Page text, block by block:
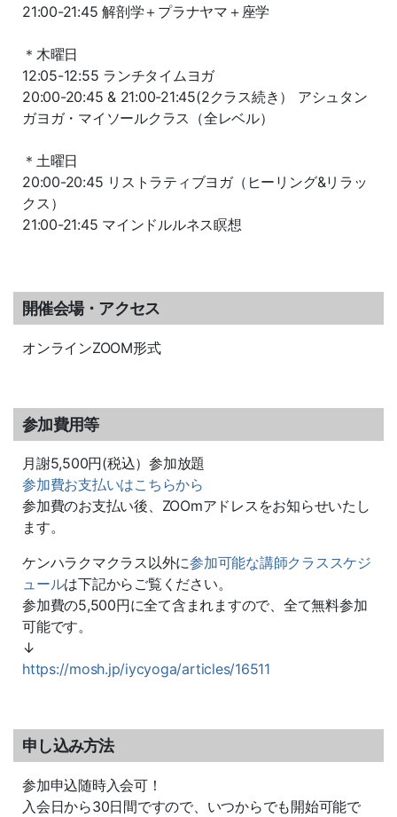
21:00-21:45 解剖学＋プラナヤマ＋座学
＊木曜日
12:05-12:55 ランチタイムヨガ
20:00-20:45 & 21:00-21:45(2クラス続き） アシュタン
ガヨガ・マイソールクラス（全レベル）
＊土曜日
20:00-20:45 リストラティブヨガ（ヒーリング&リラッ
クス）
21:00-21:45 マインドルルネス瞑想
開催会場・アクセス
オンラインZOOM形式
参加費用等
月謝5,500円(税込）参加放題
参加費お支払いはこちらから
参加費のお支払い後、ZOOmアドレスをお知らせいたし
ます。
ケンハラクマクラス以外に参加可能な講師クラススケジ
ュールは下記からご覧ください。
参加費の5,500円に全て含まれますので、全て無料参加
可能です。
↓
https://mosh.jp/iycyoga/articles/16511
申し込み方法
参加申込随時入会可！
入会日から30日間ですので、いつからでも開始可能で